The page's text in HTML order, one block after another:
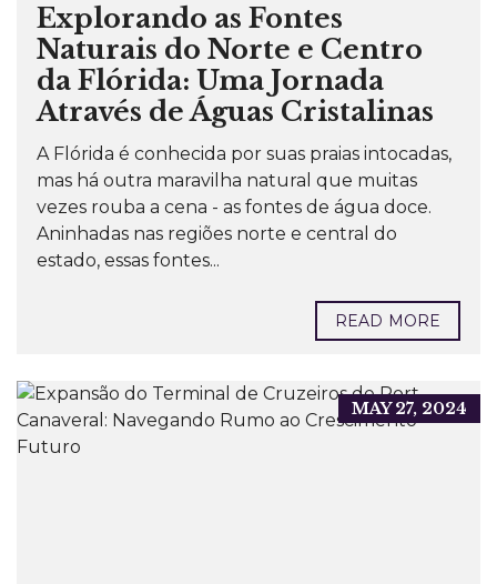
Explorando as Fontes
Naturais do Norte e Centro
da Flórida: Uma Jornada
Através de Águas Cristalinas
A Flórida é conhecida por suas praias intocadas,
mas há outra maravilha natural que muitas
vezes rouba a cena - as fontes de água doce.
Aninhadas nas regiões norte e central do
estado, essas fontes...
READ MORE
MAY 27, 2024